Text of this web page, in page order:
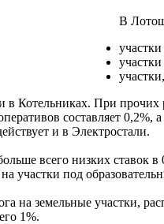
В
в Котельниках. При
составляет
и в Электростали.
всего низких ставок в
участки под
на земельные участки,
1%.